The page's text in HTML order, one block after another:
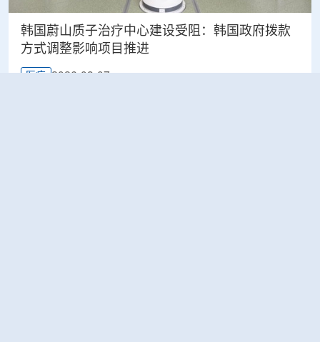
韩国蔚山质子治疗中心建设受阻：韩国政府拨款
方式调整影响项目推进
医疗 2026-08-07